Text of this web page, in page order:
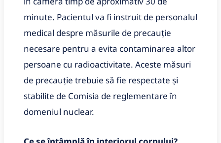
minute. Pacientul va fi instruit de personalul
medical despre măsurile de precauție
necesare pentru a evita contaminarea altor
persoane cu radioactivitate. Aceste măsuri
de precauție trebuie să fie respectate și
stabilite de Comisia de reglementare în
domeniul nuclear.